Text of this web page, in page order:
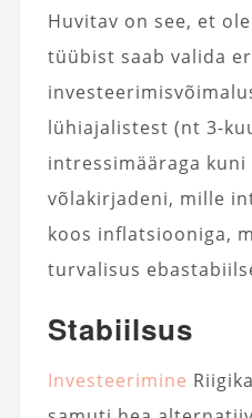
Huvitav on see, et
tüübist saab valida
lühiajalistest (nt 3-
intressimääraga
võlakirjadeni, mille
koos inflatsiooniga,
turvalisus
Stabiilsus
Investeerimine